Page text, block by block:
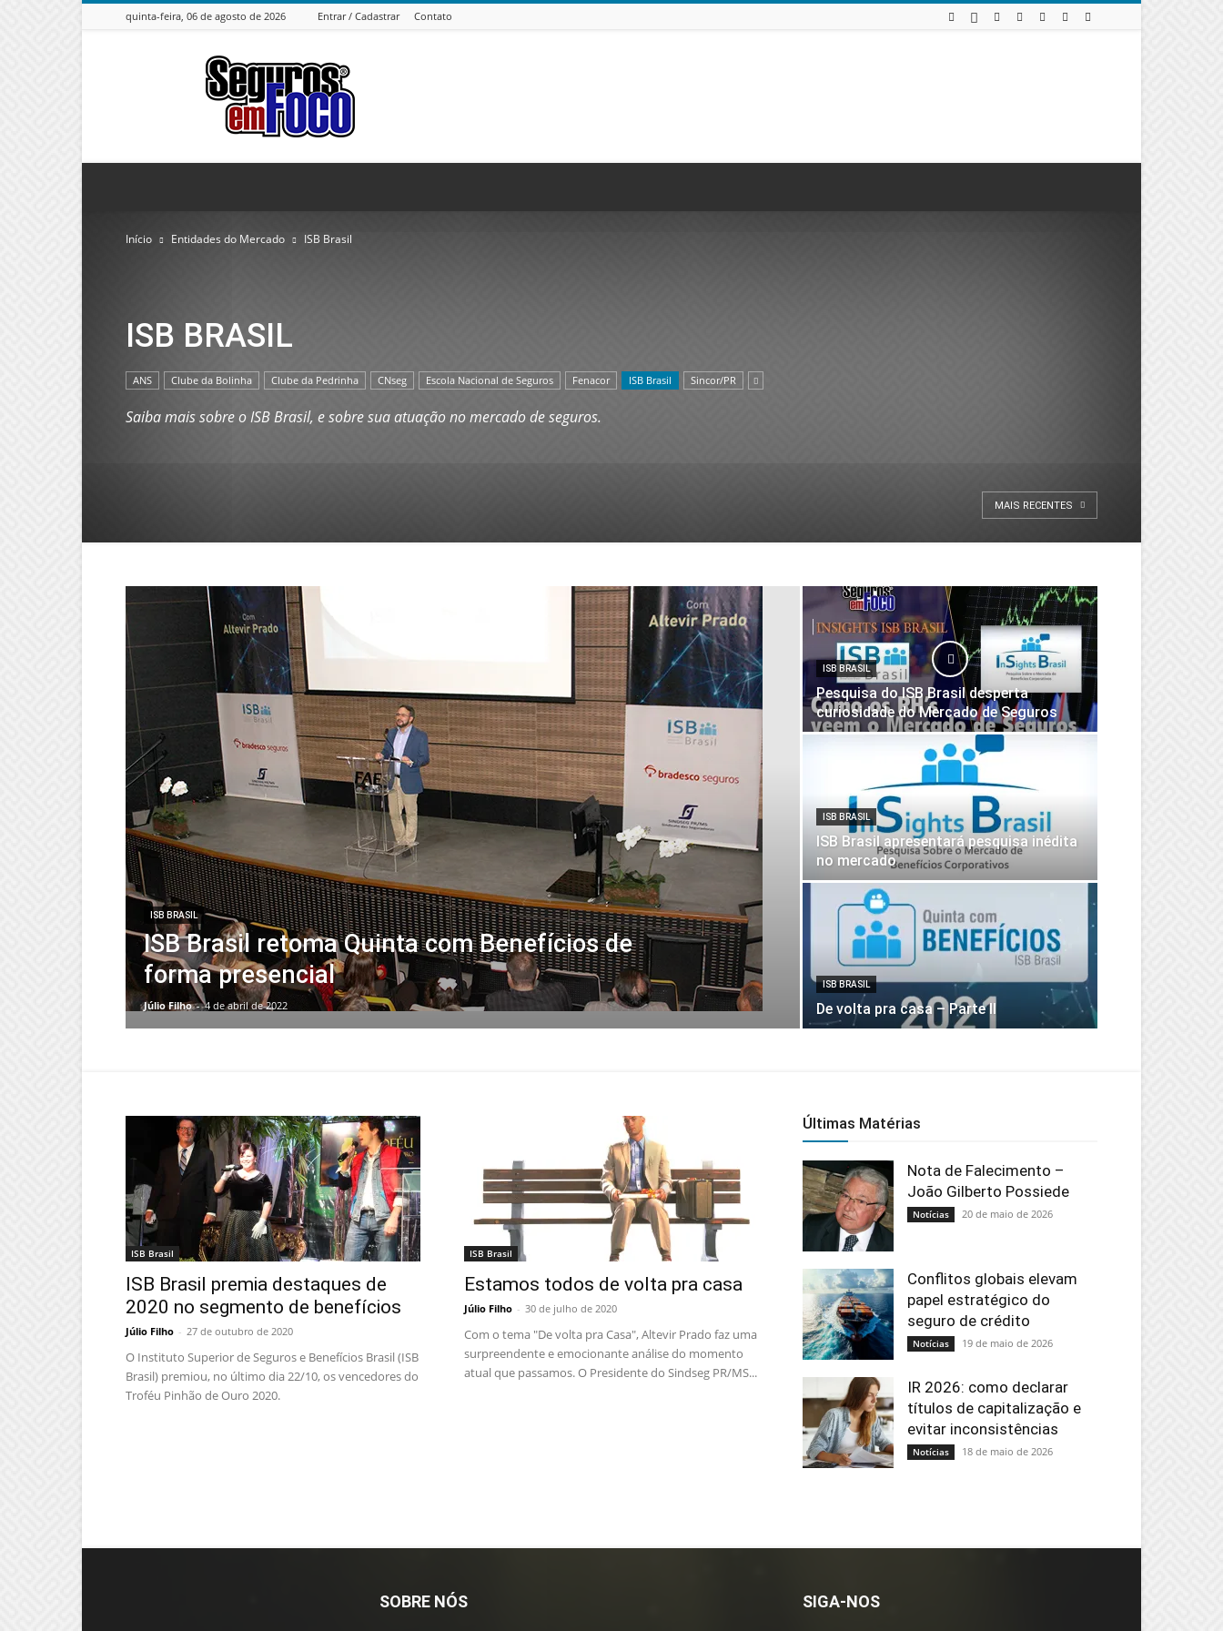
quinta-feira, 06 de agosto de 2026 Entrar / Cadastrar Contato
Seguros
em
Foco
Início Entidades do Mercado ISB Brasil
ISB BRASIL
ANS Clube da Bolinha Clube da Pedrinha CNseg Escola Nacional de Seguros Fenacor ISB Brasil Sincor/PR
Saiba mais sobre o ISB Brasil, e sobre sua atuação no mercado de seguros.
MAIS RECENTES
ISB BRASIL
ISB Brasil retoma Quinta com Benefícios de
forma presencial
Júlio Filho - 4 de abril de 2022
ISB BRASIL
Pesquisa do ISB Brasil desperta
curiosidade do Mercado de Seguros
ISB BRASIL
ISB Brasil apresentará pesquisa inédita
no mercado
ISB BRASIL
De volta pra casa – Parte II
ISB Brasil
ISB Brasil premia destaques de
2020 no segmento de benefícios
Júlio Filho - 27 de outubro de 2020
O Instituto Superior de Seguros e Benefícios Brasil (ISB
Brasil) premiou, no último dia 22/10, os vencedores do
Troféu Pinhão de Ouro 2020.
ISB Brasil
Estamos todos de volta pra casa
Júlio Filho - 30 de julho de 2020
Com o tema "De volta pra Casa", Altevir Prado faz uma
surpreendente e emocionante análise do momento
atual que passamos. O Presidente do Sindseg PR/MS...
Últimas Matérias
Nota de Falecimento –
João Gilberto Possiede
Notícias 20 de maio de 2026
Conflitos globais elevam
papel estratégico do
seguro de crédito
Notícias 19 de maio de 2026
IR 2026: como declarar
títulos de capitalização e
evitar inconsistências
Notícias 18 de maio de 2026
SOBRE NÓS SIGA-NOS